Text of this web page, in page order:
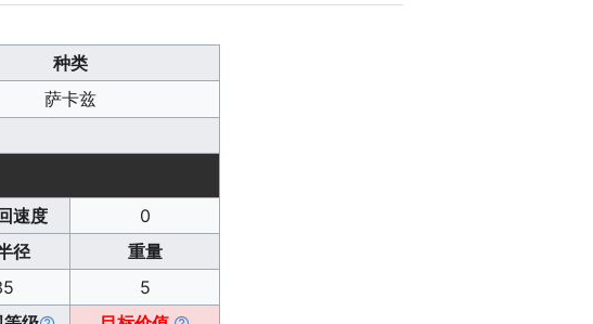
种类
萨卡兹
速度
0
径
重量
5